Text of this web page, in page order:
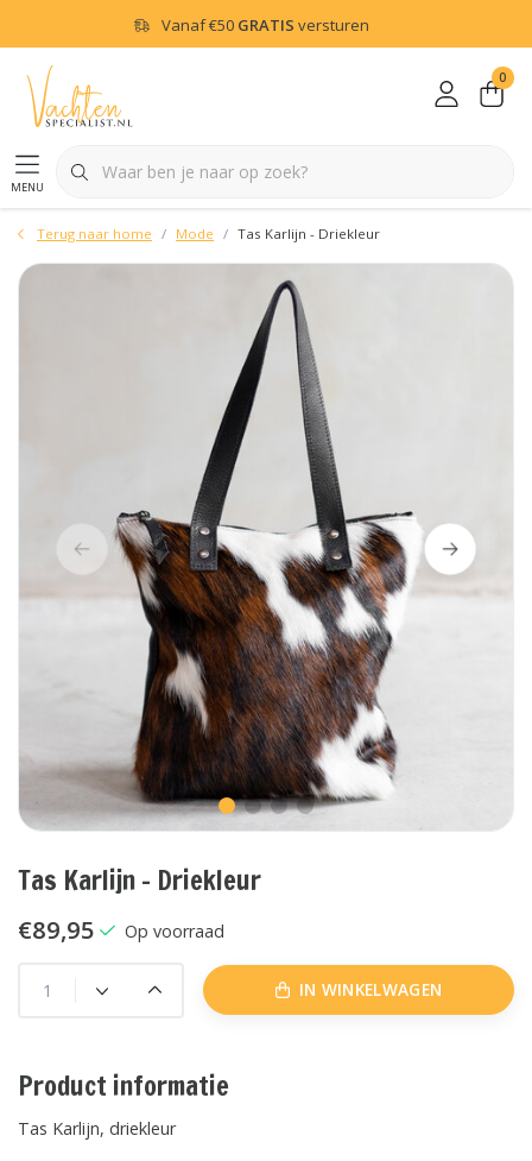
Vanaf€50 GRATIS versturen
menu
0
Terug naar home Mode Tas Karlijn - Driekleur
Tas Karlijn - Driekleur
€89,95 Op voorraad
IN WINKELWAGEN
Product informatie
Tas Karlijn, driekleur